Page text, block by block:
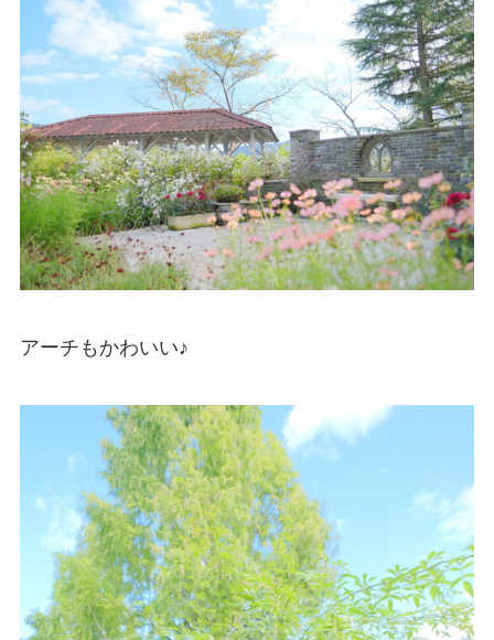
アーチもかわいい♪